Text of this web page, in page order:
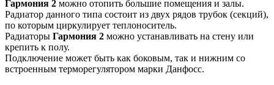
Гармония 2 можно отопить большие помещения и залы.
Радиатор данного типа состоит из двух рядов трубок (секций),
по которым циркулирует теплоноситель.
Радиаторы Гармония 2 можно устанавливать на стену или
крепить к полу.
Подключение может быть как боковым, так и нижним со
встроенным терморегулятором марки Данфосс.